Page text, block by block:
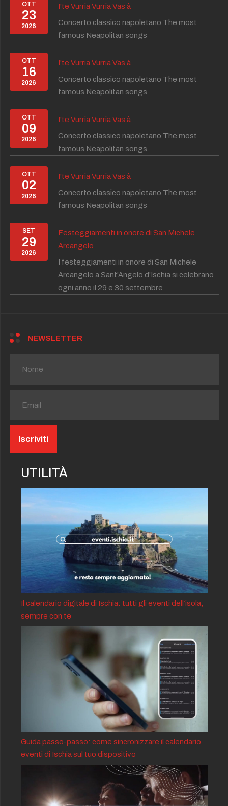
OTT
23
2026
I'te Vurria Vurria Vas à
Concerto classico napoletano The most
famous Neapolitan songs
OTT
16
2026
I'te Vurria Vurria Vas à
Concerto classico napoletano The most
famous Neapolitan songs
OTT
09
2026
I'te Vurria Vurria Vas à
Concerto classico napoletano The most
famous Neapolitan songs
OTT
02
2026
I'te Vurria Vurria Vas à
Concerto classico napoletano The most
famous Neapolitan songs
SET
29
2026
Festeggiamenti in onore di San Michele
Arcangelo
I festeggiamenti in onore di San Michele
Arcangelo a Sant'Angelo d'Ischia si celebrano
ogni anno il 29 e 30 settembre
NEWSLETTER
UTILITÀ
Il calendario digitale di Ischia: tutti gli eventi dell’isola,
sempre con te
Guida passo-passo: come sincronizzare il calendario
eventi di Ischia sul tuo dispositivo